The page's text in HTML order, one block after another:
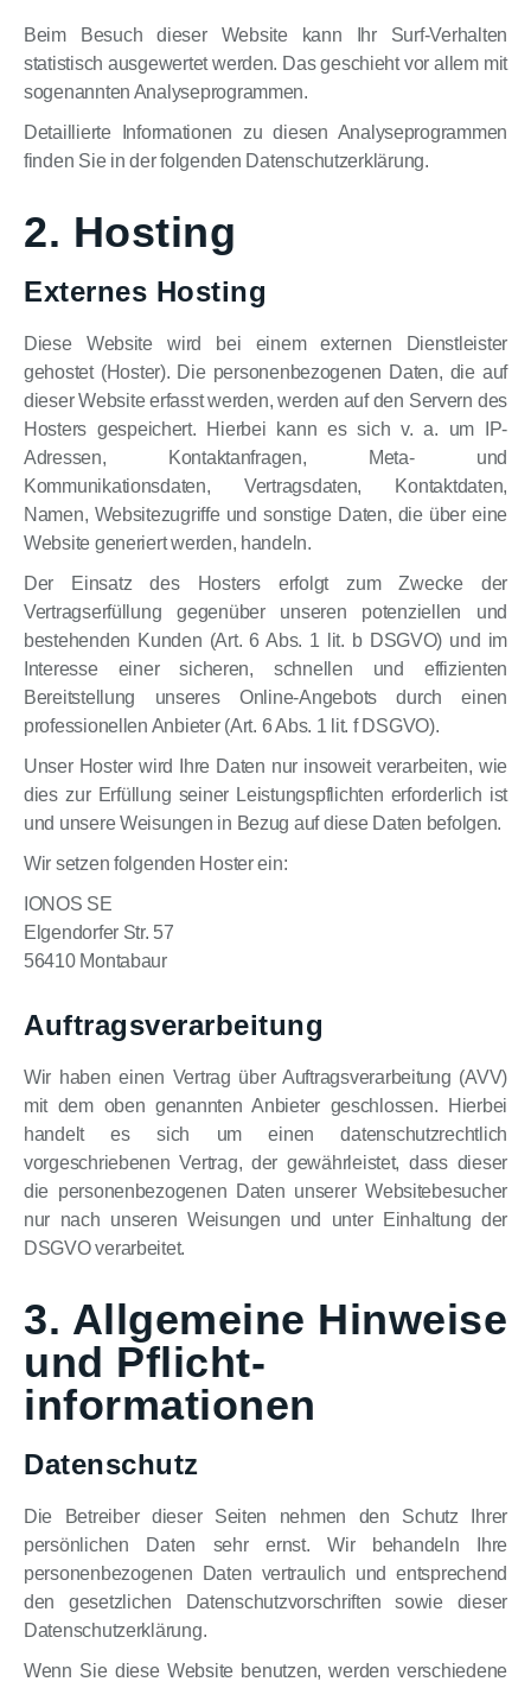
Beim Besuch dieser Website kann Ihr Surf-Verhalten
statistisch ausgewertet werden. Das geschieht vor allem mit
sogenannten Analyseprogrammen.
Detaillierte Informationen zu diesen Analyseprogrammen
finden Sie in der folgenden Datenschutzerklärung.
2. Hosting
Externes Hosting
Diese Website wird bei einem externen Dienstleister
gehostet (Hoster). Die personenbezogenen Daten, die auf
dieser Website erfasst werden, werden auf den Servern des
Hosters gespeichert. Hierbei kann es sich v. a. um IP-
Adressen, Kontaktanfragen, Meta- und
Kommunikationsdaten, Vertragsdaten, Kontaktdaten,
Namen, Websitezugriffe und sonstige Daten, die über eine
Website generiert werden, handeln.
Der Einsatz des Hosters erfolgt zum Zwecke der
Vertragserfüllung gegenüber unseren potenziellen und
bestehenden Kunden (Art. 6 Abs. 1 lit. b DSGVO) und im
Interesse einer sicheren, schnellen und effizienten
Bereitstellung unseres Online-Angebots durch einen
professionellen Anbieter (Art. 6 Abs. 1 lit. f DSGVO).
Unser Hoster wird Ihre Daten nur insoweit verarbeiten, wie
dies zur Erfüllung seiner Leistungspflichten erforderlich ist
und unsere Weisungen in Bezug auf diese Daten befolgen.
Wir setzen folgenden Hoster ein:
IONOS SE
Elgendorfer Str. 57
56410 Montabaur
Auftragsverarbeitung
Wir haben einen Vertrag über Auftragsverarbeitung (AVV)
mit dem oben genannten Anbieter geschlossen. Hierbei
handelt es sich um einen datenschutzrechtlich
vorgeschriebenen Vertrag, der gewährleistet, dass dieser
die personenbezogenen Daten unserer Websitebesucher
nur nach unseren Weisungen und unter Einhaltung der
DSGVO verarbeitet.
3. Allgemeine Hinweise
und Pflicht­
informationen
Datenschutz
Die Betreiber dieser Seiten nehmen den Schutz Ihrer
persönlichen Daten sehr ernst. Wir behandeln Ihre
personenbezogenen Daten vertraulich und entsprechend
den gesetzlichen Datenschutzvorschriften sowie dieser
Datenschutzerklärung.
Wenn Sie diese Website benutzen, werden verschiedene